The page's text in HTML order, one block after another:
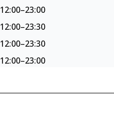
12:00–23:00
12:00–23:30
12:00–23:30
12:00–23:00